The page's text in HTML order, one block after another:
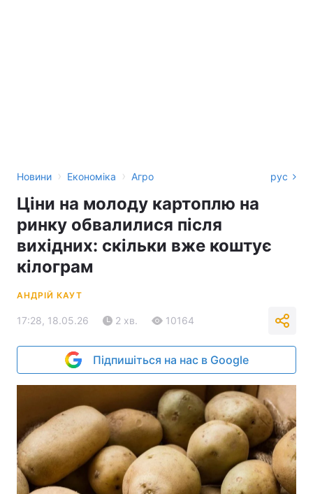
Новини › Економіка › Агро рус
Ціни на молоду картоплю на
ринку обвалилися після
вихідних: скільки вже коштує
кілограм
АНДРІЙ КАУТ
17:28, 18.05.26 2 хв. 10164
Підпишіться на нас в Google